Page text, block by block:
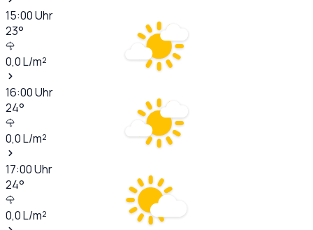
15:00Uhr
23°
0,0L/m²
16:00Uhr
24°
0,0L/m²
17:00Uhr
24°
0,0L/m²